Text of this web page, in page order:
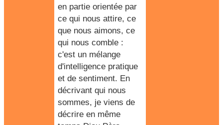
en partie orientée par
ce qui nous attire, ce
que nous aimons, ce
qui nous comble :
c'est un mélange
d'intelligence pratique
et de sentiment. En
décrivant qui nous
sommes, je viens de
décrire en même